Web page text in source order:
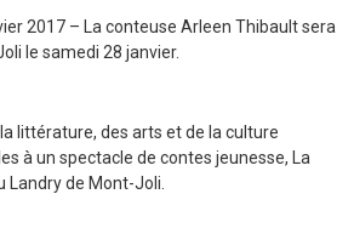
2017 – La conteuse Arleen Thibault sera
le samedi 28 janvier.
littérature, des arts et de la culture
à un spectacle de contes jeunesse, La
Landry de Mont-Joli.